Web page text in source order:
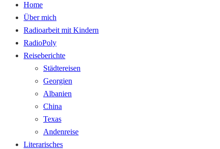
Home
Über mich
Radioarbeit mit Kindern
RadioPoly
Reiseberichte
Städtereisen
Georgien
Albanien
China
Texas
Andenreise
Literarisches